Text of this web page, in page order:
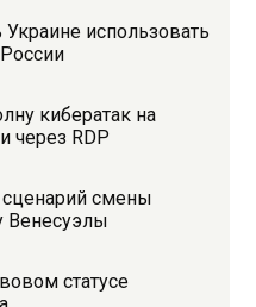
использовать
кибератак на
через RDP
смены
Венесуэлы
статусе